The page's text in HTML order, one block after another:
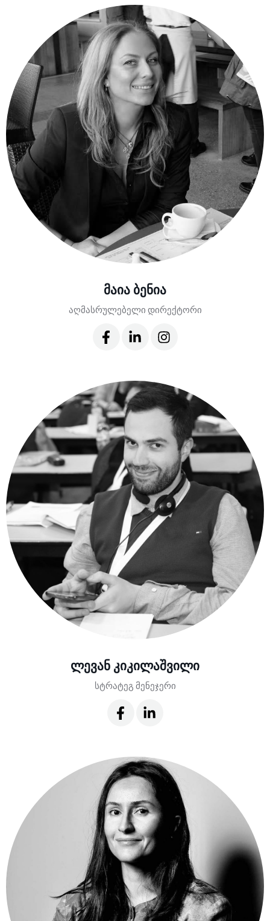
Курс лекций
ФАГ
База знаний
Чат-бот
Форум
Запрос поддержки
Условия и Правила
политика конфиденциальности
О нас
История компании
О компании
Менеджмент
Контакты
მაია ბენია
აღმასრულებელი დირექტორი
ლევან კიკილაშვილი
სტრატეგ მენეჯერი